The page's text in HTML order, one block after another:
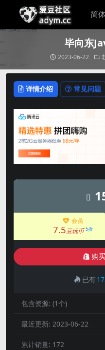
毕向东
2023-06-22
详情介绍 常见问题
会员
7.5豆玩币 5折
购
已有
包含资源: (1个)
最近更新: 2023-06-22
累计销量: 172